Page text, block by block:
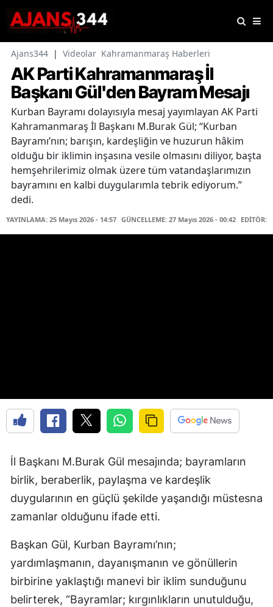
Ajans344 | Videolar Kahramanmaraş Haberleri
AK Parti Kahramanmaraş İl
Başkanı Gül'den Bayram Mesajı
Kurban Bayramı dolayısıyla mesaj yayımlayan AK Parti
Kahramanmaraş İl Başkanı M.Burak Gül; “Kurban
Bayramı’nın; barışın, kardeşliğin ve huzurun hâkim
olduğu bir iklimin inşasına vesile olmasını diliyor, başta
hemşehrilerimiz olmak üzere tüm vatandaşlarımızın
bayramını en kalbi duygularımla tebrik ediyorum.”
dedi.
YAYINLAMA: 25 Mayıs 2026 - 14:57 GÜNCELLEME: 27 Mayıs 2026 - 00:42 EDİTÖR:
İl Başkanı M.Burak Gül mesajında; bayramların
birlik, beraberlik, paylaşma ve kardeşlik
duygularının en güçlü şekilde yaşandığı müstesna
zamanlar olduğunu ifade etti.
Başkan Gül, Kurban Bayramı’nın;
yardımlaşmanın, dayanışmanın ve gönüllerin
birbirine yaklaştığı manevi bir iklim sunduğunu
belirterek, “Bayramlar; kırgınlıkların unutulduğu,